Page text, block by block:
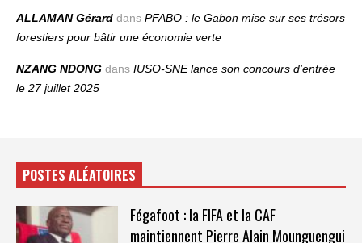
ALLAMAN Gérard dans PFABO : le Gabon mise sur ses trésors
forestiers pour bâtir une économie verte
NZANG NDONG dans IUSO‑SNE lance son concours d’entrée
le 27 juillet 2025
POSTES ALÉATOIRES
Fégafoot : la FIFA et la CAF
maintiennent Pierre Alain Mounguengui